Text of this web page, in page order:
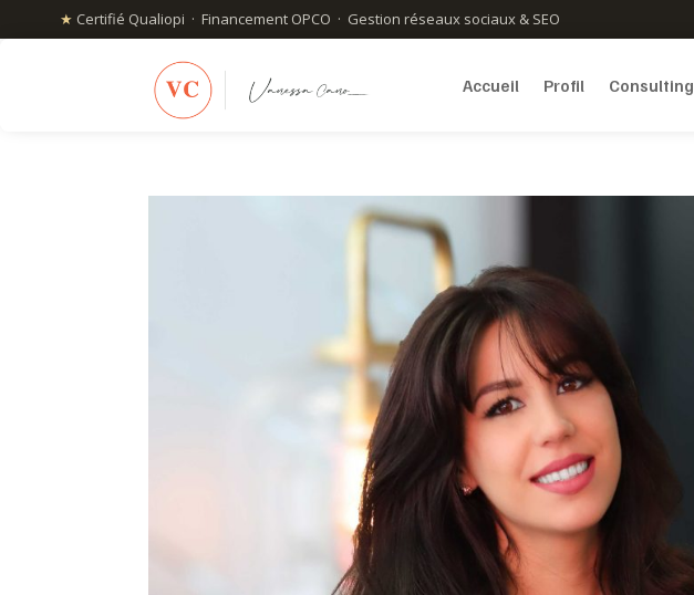
★ Certifié Qualiopi · Financement OPCO · Gestion réseaux sociaux & SEO
Accueil Profil Consulting